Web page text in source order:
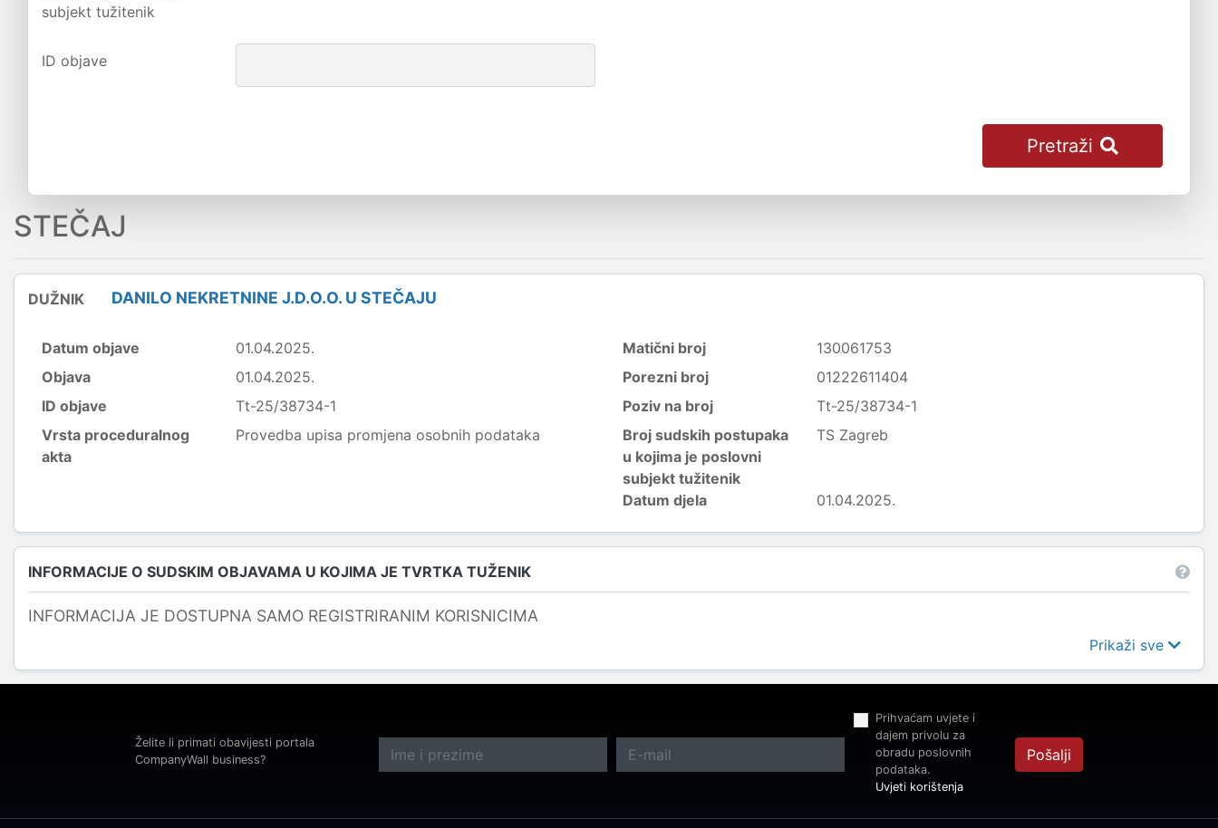
subjekt tužitenik
ID objave
Pretraži
STEČAJ
DUŽNIK DANILO NEKRETNINE J.D.O.O. U STEČAJU
Datum objave
01.04.2025.
Objava
01.04.2025.
ID objave
Tt-25/38734-1
Vrsta proceduralnog
akta
Provedba upisa promjena osobnih podataka
Matični broj
130061753
Porezni broj
01222611404
Poziv na broj
Tt-25/38734-1
Broj sudskih postupaka
u kojima je poslovni
subjekt tužitenik
TS Zagreb
Datum djela 01.04.2025.
INFORMACIJE O SUDSKIM OBJAVAMA U KOJIMA JE TVRTKA TUŽENIK
INFORMACIJA JE DOSTUPNA SAMO REGISTRIRANIM KORISNICIMA
Prikaži sve
Želite li primati obavijesti portala
CompanyWall business?
Prihvaćam uvjete i
dajem privolu za
obradu poslovnih
podataka.
Uvjeti korištenja
Pošalji